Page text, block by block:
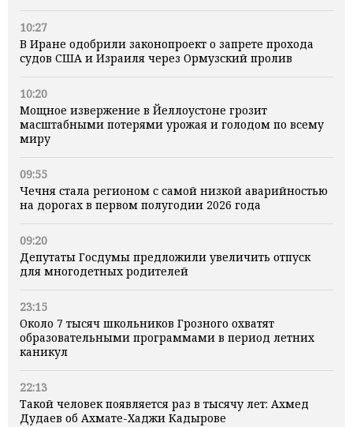
10:27
В Иране одобрили законопроект о запрете прохода
судов США и Израиля через Ормузский пролив
10:20
Мощное извержение в Йеллоустоне грозит
масштабными потерями урожая и голодом по всему
миру
09:55
Чечня стала регионом с самой низкой аварийностью
на дорогах в первом полугодии 2026 года
09:20
Депутаты Госдумы предложили увеличить отпуск
для многодетных родителей
23:15
Около 7 тысяч школьников Грозного охватят
образовательными программами в период летних
каникул
22:13
Такой человек появляется раз в тысячу лет: Ахмед
Дудаев об Ахмате-Хаджи Кадырове